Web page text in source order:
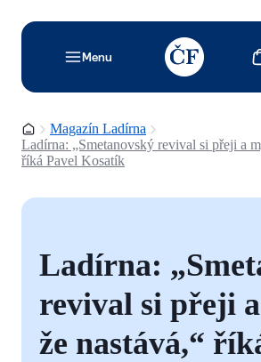
Menu
TODO: Add
Domovská stránka
Magazín Ladírna
Ladírna: „Smetanovský revival si přeji a
říká Pavel Kosatík
Ladírna:
revival si přeji
že nastává,“